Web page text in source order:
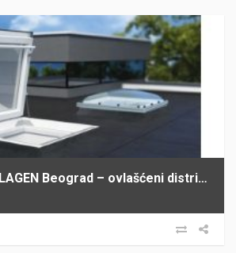
Krovni prozori LAGEN Beograd – ovlašćeni distributer FAKRO za Srbiju